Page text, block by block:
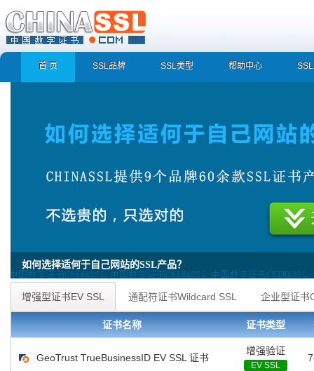
首 页 SSL品牌 SSL类型 帮助中心
为什么使用企业型证书OV SSL?
企业型证书OV SSL 快速识别真实企业/组织身份，防止假冒/诈骗/钓鱼网站 数据
息 证书完全支持中文企业/组织信息 验证所属组织/企业域名管理权限 浏览器地
书包含企业信息，点击证书信息立辨网站是否属于该企业/机构，假冒网站无所
增强型证书EV SSL 通配符证书Wildcard SSL 企业型证书
证书名称 证书类型
GeoTrust TrueBusinessID EV SSL 证书
增强验证
EV SSL